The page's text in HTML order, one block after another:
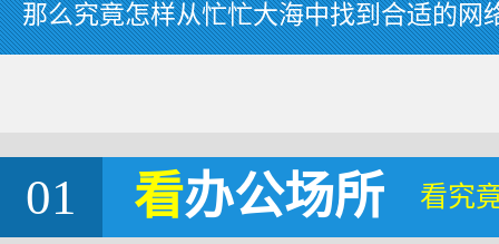
那么究竟怎样从忙忙大海中找到合适的网
01 看办公场所 看究